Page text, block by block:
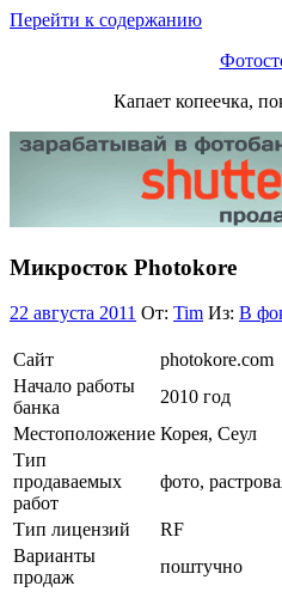
Перейти к содержанию
Капает копеечка,
Микросток Photokore
22 августа 2011 От: Tim Из: В
Сайт
photokore.com
Начало работы
банка
2010 год
Местоположение Корея, Сеул
Тип
продаваемых
работ
фото,
Тип лицензий
RF
Варианты
продаж
поштучно